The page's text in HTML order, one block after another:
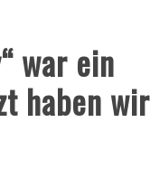
war ein
haben wir